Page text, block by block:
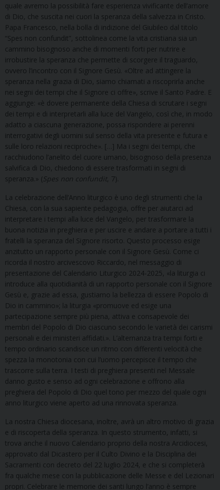
quale avremo la possibilità fare esperienza vivificante dell’amore
di Dio, che suscita nei cuori la speranza della salvezza in Cristo.
Papa Francesco, nella bolla di indizione del Giubileo dal titolo
“Spes non confundit”, sottolinea come la vita cristiana sia un
cammino bisognoso anche di momenti forti per nutrire e
irrobustire la speranza che permette di scorgere il traguardo,
ovvero l’incontro con il Signore Gesù. «Oltre ad attingere la
speranza nella grazia di Dio, siamo chiamati a riscoprirla anche
nei segni dei tempi che il Signore ci offre», scrive il Santo Padre. E
aggiunge: «è dovere permanente della Chiesa di scrutare i segni
dei tempi e di interpretarli alla luce del Vangelo, così che, in modo
adatto a ciascuna generazione, possa rispondere ai perenni
interrogativi degli uomini sul senso della vita presente e futura e
sulle loro relazioni reciproche». […] Ma i segni dei tempi, che
racchiudono l’anelito del cuore umano, bisognoso della presenza
salvifica di Dio, chiedono di essere trasformati in segni di
speranza.» ( Spes non confundit , 7).
La celebrazione dell’Anno liturgico è uno degli strumenti che la
Chiesa, con la sua sapiente pedagogia, offre per aiutarci ad
interpretare i tempi alla luce del Vangelo, per trasformare la
buona notizia in preghiera e per uscire e andare a portare a tutti i
fratelli la speranza del Signore risorto. Questo processo esige
anzitutto un rapporto personale con il Signore Gesù. Come ci
ricorda il nostro arcivescovo Riccardo, nel messaggio di
presentazione del Calendario Liturgico 2024-2025, «la liturgia ci
introduce alla quotidianità di un rapporto personale con il Signore
Gesù e, grazie ad essa, gustiamo la bellezza di essere Popolo di
Dio in cammino»; la liturgia «promuove ed esige una
partecipazione sempre più piena, attiva e consapevole dei
membri del Popolo di Dio ciascuno secondo le varietà dei carismi
personali e dei ministeri affidati.». L’alternanza tra tempi forti e
tempo ordinario scandisce un ritmo con differenti velocità che
spezza la monotonia con cui l’uomo percepisce il tempo che
trascorre sulla terra. I testi di preghiera presenti nel Messale
danno gusto e senso ad ogni celebrazione e offrono alla
preghiera del Popolo di Dio quel tono per mezzo del quale ogni
anno liturgico viene aperto ad una rinnovata speranza.
La nostra Chiesa diocesana, inoltre, avrà un altro motivo di grazia
e di riscoperta della speranza. In questo strumento, infatti, si
trova anche il nuovo Calendario proprio della nostra Arcidiocesi,
approvato dal Dicastero per il Culto Divino e la Disciplina dei
Sacramenti con decreto del 22 luglio 2024, e che si completerà
fra qualche mese con la pubblicazione delle Messe e del Lezionari
propri. Celebrare le memorie dei santi lungo l’anno è sempre